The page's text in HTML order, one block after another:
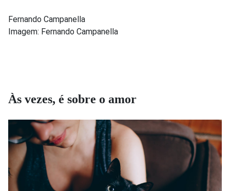
Fernando Campanella
Imagem: Fernando Campanella
Às vezes, é sobre o amor